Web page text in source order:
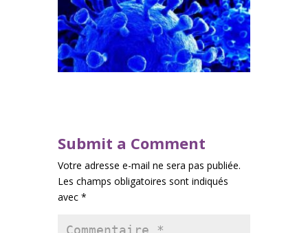
Submit a Comment
Votre adresse e-mail ne sera pas publiée.
Les champs obligatoires sont indiqués
avec *